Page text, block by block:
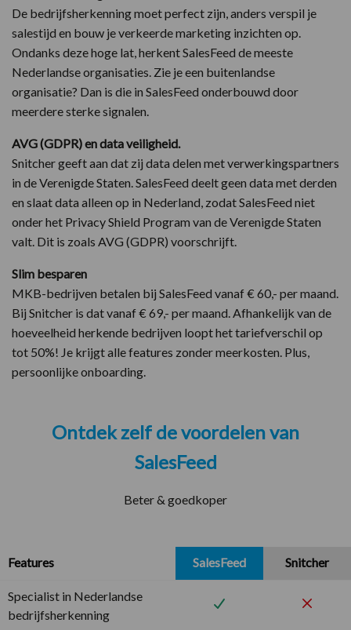
De bedrijfsherkenning moet perfect zijn, anders verspil je
salestijd en bouw je verkeerde marketing inzichten op.
Ondanks deze hoge lat, herkent SalesFeed de meeste
Nederlandse organisaties. Zie je een buitenlandse
organisatie? Dan is die in SalesFeed onderbouwd door
meerdere sterke signalen.
AVG (GDPR) en data veiligheid.
Snitcher geeft aan dat zij data delen met verwerkingspartners
in de Verenigde Staten. SalesFeed deelt geen data met derden
en slaat data alleen op in Nederland, zodat SalesFeed niet
onder het Privacy Shield Program van de Verenigde Staten
valt. Dit is zoals AVG (GDPR) voorschrijft.
Slim besparen
MKB-bedrijven betalen bij SalesFeed vanaf € 60,- per maand.
Bij Snitcher is dat vanaf € 69,- per maand. Afhankelijk van de
hoeveelheid herkende bedrijven loopt het tariefverschil op
tot 50%! Je krijgt alle features zonder meerkosten. Plus,
persoonlijke onboarding.
Ontdek zelf de voordelen van
SalesFeed
Beter & goedkoper
Features SalesFeed Snitcher
Specialist in Nederlandse
bedrijfsherkenning